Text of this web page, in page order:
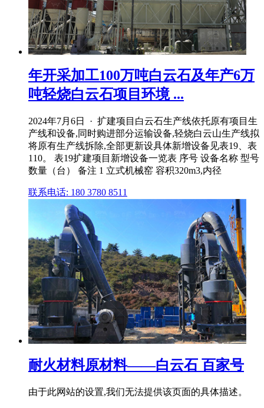
年开采加工100万吨白云石及年产6万
吨轻烧白云石项目环境 ...
2024年7月6日 · 扩建项目白云石生产线依托原有项目生
产线和设备,同时购进部分运输设备,轻烧白云山生产线拟
将原有生产线拆除,全部更新设具体新增设备见表19、表
110。 表19扩建项目新增设备一览表 序号 设备名称 型号
数量（台） 备注 1 立式机械窑 容积320m3,内径
联系电话: 180 3780 8511
耐火材料原材料——白云石 百家号
由于此网站的设置,我们无法提供该页面的具体描述。